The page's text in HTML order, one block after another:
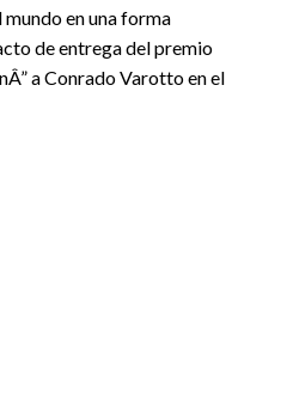
en una forma
de entrega del premio
a Conrado Varotto en el